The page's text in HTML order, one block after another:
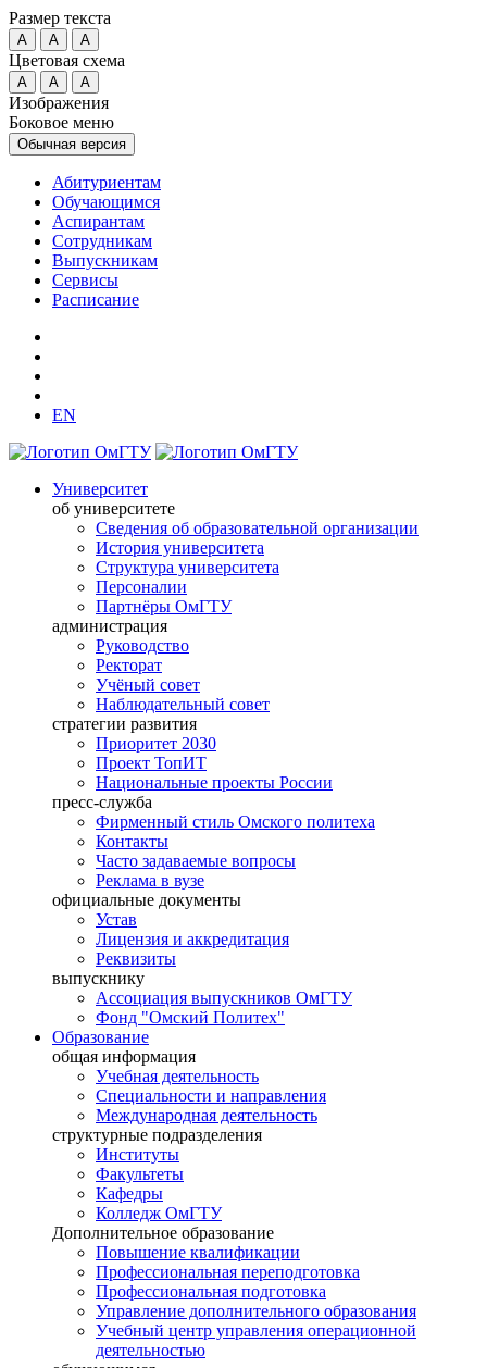
Размер текста
A A A
Цветовая схема
A A A
Изображения
Боковое меню
Обычная версия
Абитуриентам
Обучающимся
Аспирантам
Сотрудникам
Выпускникам
Сервисы
Расписание
EN
Университет
об университете
Сведения об образовательной организации
История университета
Структура университета
Персоналии
Партнёры ОмГТУ
администрация
Руководство
Ректорат
Учёный совет
Наблюдательный совет
стратегии развития
Приоритет 2030
Проект ТопИТ
Национальные проекты России
пресс-служба
Фирменный стиль Омского политеха
Контакты
Часто задаваемые вопросы
Реклама в вузе
официальные документы
Устав
Лицензия и аккредитация
Реквизиты
выпускнику
Ассоциация выпускников ОмГТУ
Фонд "Омский Политех"
Образование
общая информация
Учебная деятельность
Специальности и направления
Международная деятельность
структурные подразделения
Институты
Факультеты
Кафедры
Колледж ОмГТУ
Дополнительное образование
Повышение квалификации
Профессиональная переподготовка
Профессиональная подготовка
Управление дополнительного образования
Учебный центр управления операционной
деятельностью